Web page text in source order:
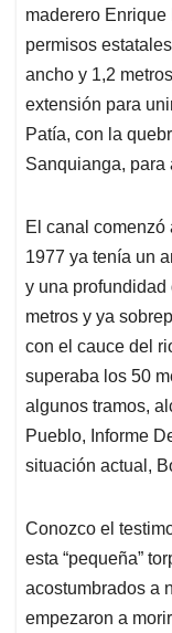
maderero
permisos
ancho y 1,2
extensión para
Patía, con la
Sanquianga, para
El canal comenzó
1977 ya tenía un
y una profundidad
metros y ya
con el cauce del
superaba los 50
algunos tramos,
Pueblo, Informe
situación actual,
Conozco el
esta “pequeña”
acostumbrados a
empezaron a